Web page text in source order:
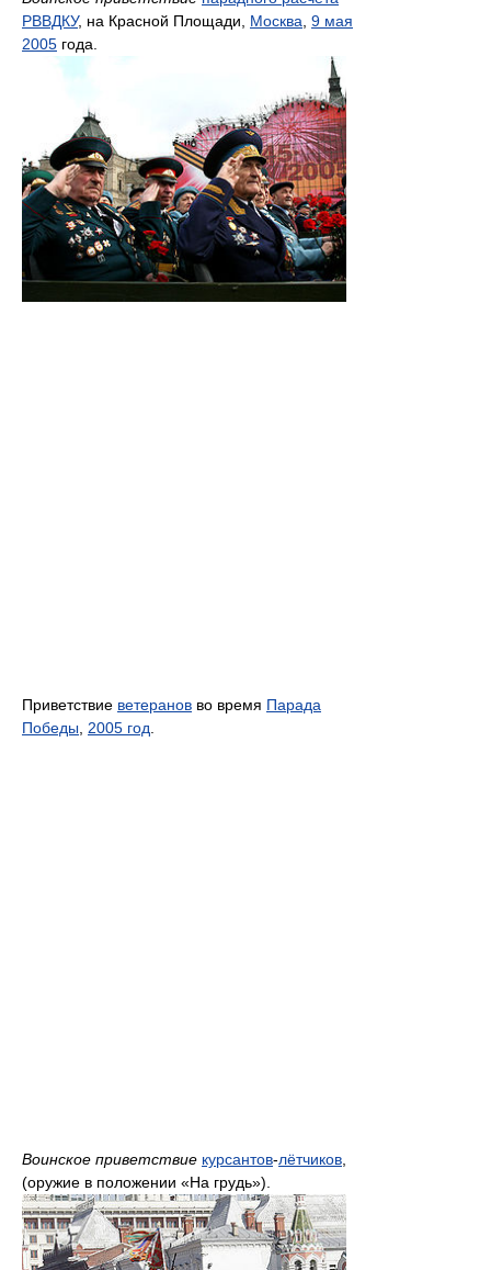
РВВДКУ, на Красной Площади, Москва 9 мая
2005 года.
Приветствие ветеранов во время Парада
Победы
2005 год
Воинское приветствие курсантов-лётчиков
(оружие в положении «На грудь»).